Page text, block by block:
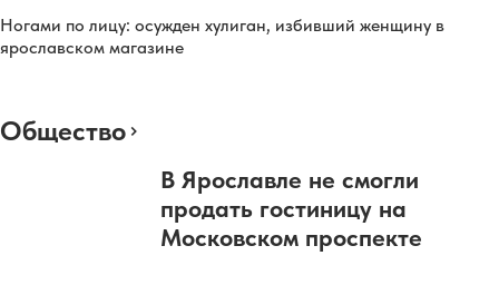
Ногами по лицу: осужден хулиган, избивший женщину в
ярославском магазине
Общество
В Ярославле не смогли
продать гостиницу на
Московском проспекте